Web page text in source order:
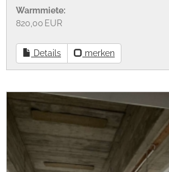
Warmmiete:
820,00 EUR
Details merken